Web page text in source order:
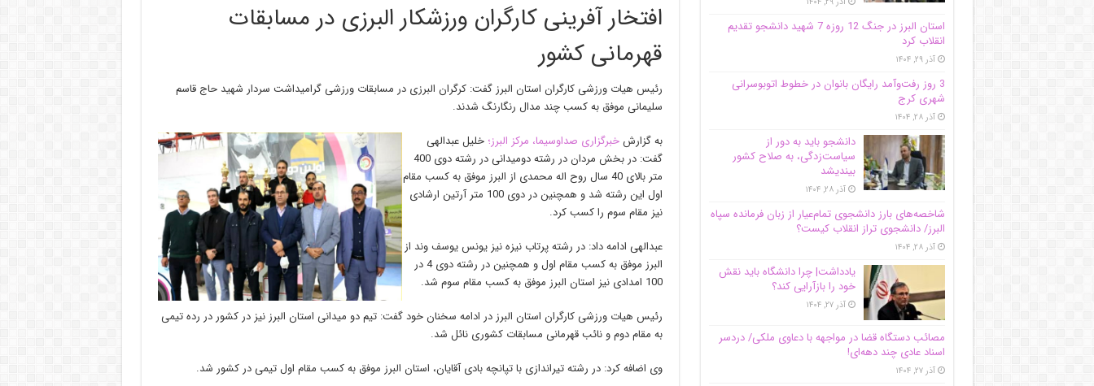
افتخار آفرینی کارگران ورزشکار البرزی در مسابقات
قهرمانی کشور
رئیس هیات ورزشی کارگران استان البرز گفت: کرگران البرزی در مسابقات ورزشی گرامیداشت سردار شهید حاج قاسم
سلیمانی موفق به کسب چند مدال رنگارنگ شدند.
به گزارشخبرگزاری صداوسیما، مرکز البرز؛ خلیل عبدالهی
گفت: در بخش مردان در رشته دومیدانی در رشته دوی 400
متر بالای 40 سال روح اله محمدی از البرز موفق به کسب مقام
اول این رشته شد و همچنین در دوی 100 متر آرتین ارشادی
نیز مقام سوم را کسب کرد.
عبدالهی ادامه داد: در رشته پرتاب نیزه نیز یونس یوسف وند از
البرز موفق به کسب مقام اول و همچنین در رشته دوی 4 در
100 امدادی نیز استان البرز موفق به کسب مقام سوم شد.
رئیس هیات ورزشی کارگران استان البرز در ادامه سخنان خود گفت: تیم دو میدانی استان البرز نیز در کشور در رده تیمی
به مقام دوم و نائب قهرمانی مسابقات کشوری نائل شد.
وی اضافه کرد: در رشته تیراندازی با تپانچه بادی آقایان، استان البرز موفق به کسب مقام اول تیمی در کشور شد.
استان البرز در جنگ 12 روزه 7 شهید دانشجو تقدیم
انقلاب کرد
آذر ۲۹, ۱۴۰۴
3 روز رفت‌وآمد رایگان بانوان در خطوط اتوبوسرانی
شهری کرج
آذر ۲۸, ۱۴۰۴
دانشجو باید به دور از
سیاست‌زدگی، به صلاح کشور
بیندیشد
آذر ۲۸, ۱۴۰۴
شاخصه‌های بارز دانشجوی تمام‌عیار از زبان فرمانده سپاه
البرز/ دانشجوی تراز انقلاب کیست؟
آذر ۲۸, ۱۴۰۴
یادداشت| چرا دانشگاه باید نقش
خود را بازآرایی کند؟
آذر ۲۷, ۱۴۰۴
مصائب دستگاه قضا در مواجهه با دعاوی ملکی/ دردسر
اسناد عادی چند‌ دهه‌ای!
آذر ۲۷, ۱۴۰۴